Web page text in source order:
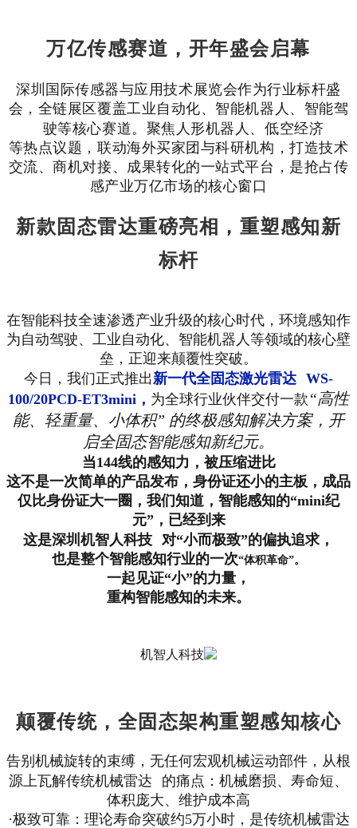
万亿传感赛道，开年盛会启幕
深圳国际传感器与应用技术展览会作为行业标杆盛
会，全链展区覆盖工业自动化、智能机器人、智能驾
驶等核心赛道。 聚焦人形机器人、 低空经济
等热点议题，联动海外买家团与科研机构，打造技术
交流、商机对接、成果转化的一站式平台，是抢占传
感产业万亿市场的核心窗口
新款固态雷达重磅亮相，重塑感知新
标杆
在智能科技全速渗透产业升级的核心时代，环境感知作
为自动驾驶、工业自动化、智能机器人等领域的核心壁
垒，正迎来颠覆性突破。
今日，我们正式推出新一代全固态激光雷达 WS-
100/20PCD-ET3mini ， 为全球行业伙伴交付一款 “高性
能、轻重量、小体积” 的终极感知解决方案，开
启全固态智能感知新纪元。
当144线的感知力，被压缩进比
这不是一次简单的产品发布，身份证还小的主板，成品
仅比身份证大一圈，我们知道，智能感知的“mini纪
元”，已经到来
这是深圳 机智人科技
对“小而极致”的偏执追求，
也是整个智能感知行业的一次“体积革命”。
一起见证“小”的力量，
重构智能感知的未来。
颠覆传统，全固态架构重塑感知核心
告别机械旋转的束缚，无任何宏观机械运动部件，从根
源上瓦解传统机械雷达
的痛点：机械磨损、寿命短、
体积庞大、维护成本高
·极致可靠：理论寿命突破约5万小时，是传统机械雷达